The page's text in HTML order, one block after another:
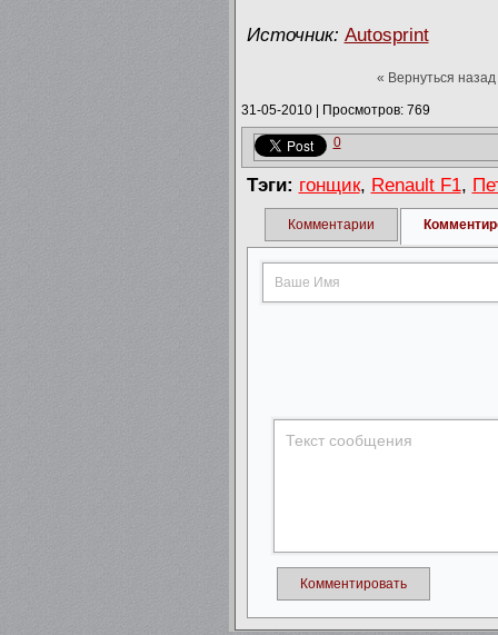
Источник: Autosprint
« Вернуться назад
31-05-2010| Просмотров: 769
0
Тэги: гонщик, Renault F1,
Комментарии
Комментировать